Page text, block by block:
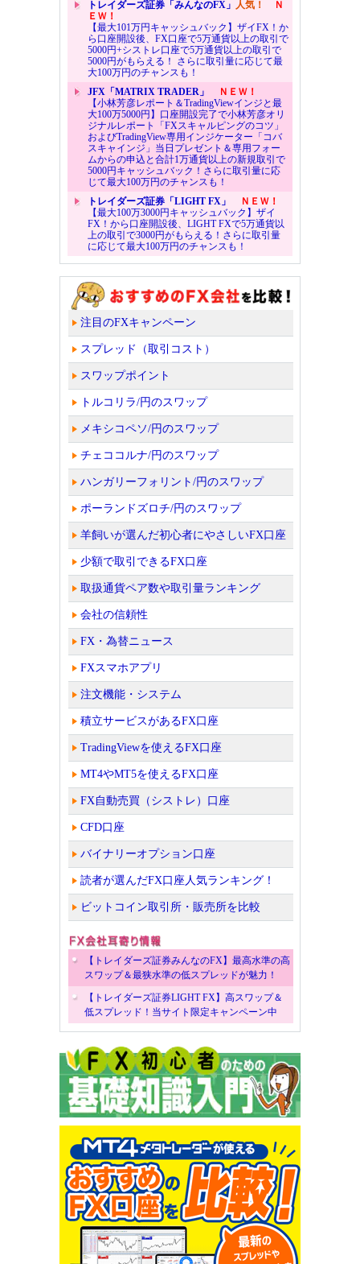
トレイダーズ証券「みんなのFX」 人気！
Ｎ
ＥＷ！
【最大101万円キャッシュバック】ザイFX！か
ら口座開設後、FX口座で5万通貨以上の取引で
5000円+シストレ口座で5万通貨以上の取引で
5000円がもらえる！ さらに取引量に応じて最
大100万円のチャンスも！
JFX「MATRIX TRADER」
ＮＥＷ！
【小林芳彦レポート＆TradingViewインジと最
大100万5000円】口座開設完了で小林芳彦オリ
ジナルレポート「FXスキャルピングのコツ」
およびTradingView専用インジケーター「コバ
スキャインジ」当日プレゼント＆専用フォー
ムからの申込と合計1万通貨以上の新規取引で
5000円キャッシュバック！さらに取引量に応
じて最大100万円のチャンスも！
トレイダーズ証券「LIGHT FX」
ＮＥＷ！
【最大100万3000円キャッシュバック】ザイ
FX！から口座開設後、LIGHT FXで5万通貨以
上の取引で3000円がもらえる！さらに取引量
に応じて最大100万円のチャンスも！
注目のFXキャンペーン
スプレッド（取引コスト）
スワップポイント
トルコリラ/円のスワップ
メキシコペソ/円のスワップ
チェココルナ/円のスワップ
ハンガリーフォリント/円のスワップ
ポーランドズロチ/円のスワップ
羊飼いが選んだ初心者にやさしいFX口座
少額で取引できるFX口座
取扱通貨ペア数や取引量ランキング
会社の信頼性
FX・為替ニュース
FXスマホアプリ
注文機能・システム
積立サービスがあるFX口座
TradingViewを使えるFX口座
MT4やMT5を使えるFX口座
FX自動売買（シストレ）口座
CFD口座
バイナリーオプション口座
読者が選んだFX口座人気ランキング！
ビットコイン取引所・販売所を比較
【トレイダーズ証券みんなのFX】最高水準の高
スワップ＆最狭水準の低スプレッドが魅力！
【トレイダーズ証券LIGHT FX】高スワップ＆
低スプレッド！当サイト限定キャンペーン中